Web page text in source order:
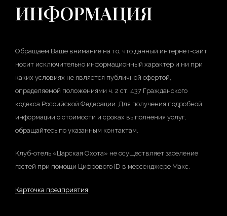
ИНФОРМАЦИЯ
Обращаем Ваше внимание на то, что данный интернет-сайт
носит исключительно информационный характер и ни при
каких условиях не является публичной офертой,
определяемой положениями ч. 2 ст. 437 Гражданского
кодекса Российской Федерации. Для получения подробной
информации о стоимости и сроках выполнения услуг,
обращайтесь по указанным контактам.
Клуб-отель «Царская Охота» не осуществляет заселение
гостей при помощи Цифрового ID в мессенджере Макс.
Карточка предприятия